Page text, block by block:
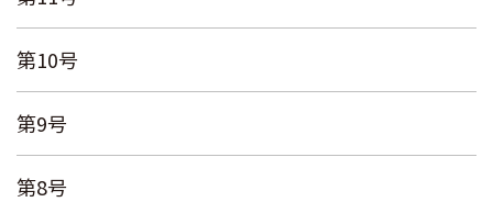
第10号
第9号
第8号